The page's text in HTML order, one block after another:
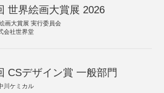
世界絵画大賞展 2026
画大賞展 実行委員会
会社世界堂
CSデザイン賞 一般部門
川ケミカル